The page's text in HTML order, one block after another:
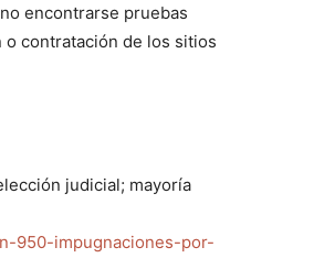
encontrarse pruebas
contratación de los sitios
judicial; mayoría
950-impugnaciones-por-